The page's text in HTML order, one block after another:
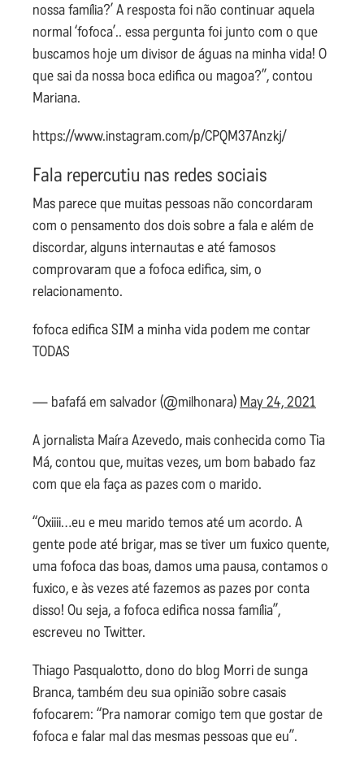
nossa família?’ A resposta foi não continuar aquela
normal ‘fofoca’.. essa pergunta foi junto com o que
buscamos hoje um divisor de águas na minha vida! O
que sai da nossa boca edifica ou magoa?”, contou
Mariana.
https://www.instagram.com/p/CPQM37Anzkj/
Fala repercutiu nas redes sociais
Mas parece que muitas pessoas não concordaram
com o pensamento dos dois sobre a fala e além de
discordar, alguns internautas e até famosos
comprovaram que a fofoca edifica, sim, o
relacionamento.
fofoca edifica SIM a minha vida podem me contar
TODAS
— bafafá em salvador (@milhonara) May 24, 2021
A jornalista Maíra Azevedo, mais conhecida como Tia
Má, contou que, muitas vezes, um bom babado faz
com que ela faça as pazes com o marido.
“Oxiiii…eu e meu marido temos até um acordo. A
gente pode até brigar, mas se tiver um fuxico quente,
uma fofoca das boas, damos uma pausa, contamos o
fuxico, e às vezes até fazemos as pazes por conta
disso! Ou seja, a fofoca edifica nossa família”,
escreveu no Twitter.
Thiago Pasqualotto, dono do blog Morri de sunga
Branca, também deu sua opinião sobre casais
fofocarem: “Pra namorar comigo tem que gostar de
fofoca e falar mal das mesmas pessoas que eu”.